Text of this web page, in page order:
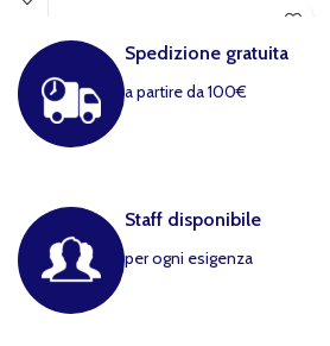
Spedizione gratuita
a partire da 100€
Staff disponibile
per ogni esigenza